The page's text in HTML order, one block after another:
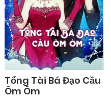
Tổng Tài Bá Đạo Cầu
Ôm Ôm